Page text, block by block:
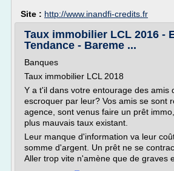
Site : http://www.inandfi-credits.fr
Taux immobilier LCL 2016 -
Tendance - Bareme ...
Banques
Taux immobilier LCL 2018
Y a t'il dans votre entourage des amis
escroquer par leur? Vos amis se sont
agence, sont venus faire un prêt
plus mauvais taux existant.
Leur manque d'information va leur
somme d'argent. Un prêt ne se
Aller trop vite n'amène que de graves